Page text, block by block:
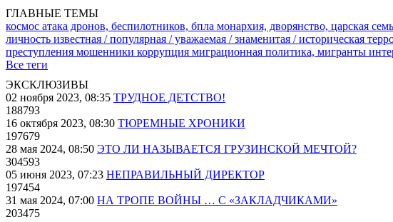
ГЛАВНЫЕ ТЕМЫ
космос атака дронов, беспилотников, бпла монархия, дворянство, царская
личность известная / популярная / уважаемая / знаменитая / историческая
преступления мошенники коррупция миграционная политика, мигранты
Все теги
ЭКСКЛЮЗИВЫ
02 ноября 2023, 08:35 ТРУДНОЕ ДЕТСТВО!
188793
16 октября 2023, 08:30 ТЮРЕМНЫЕ ХРОНИКИ
197679
28 мая 2024, 08:50 ЭТО ЛИ НАЗЫВАЕТСЯ ГРУЗИНСКОЙ МЕЧТОЙ?
304593
05 июня 2023, 07:23 НЕПРАВИЛЬНЫЙ ДИРЕКТОР
197454
31 мая 2024, 07:00 НА ТРОПЕ ВОЙНЫ … С «ЗАКЛАДЧИКАМИ»
203475